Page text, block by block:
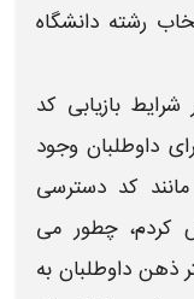
رشته دانشگاه
شرایطبازیابی کد
داوطلبان وجود
کد دسترسی
کردم، چطور می
ذهن داوطلبان به